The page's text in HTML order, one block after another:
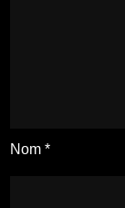
Nom*